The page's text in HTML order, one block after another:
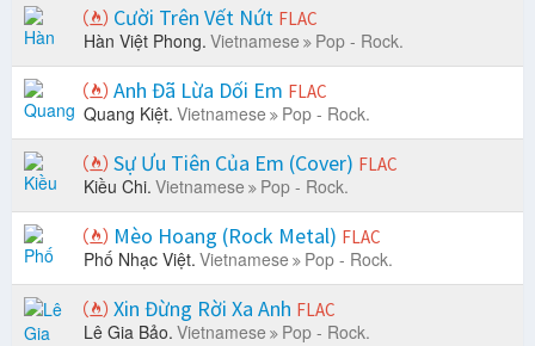
Cười Trên Vết Nứt FLAC
Hàn Việt Phong. Vietnamese Pop - Rock.
Anh Đã Lừa Dối Em FLAC
Quang Kiệt. Vietnamese Pop - Rock.
Sự Ưu Tiên Của Em (Cover) FLAC
Kiều Chi. Vietnamese Pop - Rock.
Mèo Hoang (Rock Metal) FLAC
Phố Nhạc Việt. Vietnamese Pop - Rock.
Xin Đừng Rời Xa Anh FLAC
Lê Gia Bảo. Vietnamese Pop - Rock.